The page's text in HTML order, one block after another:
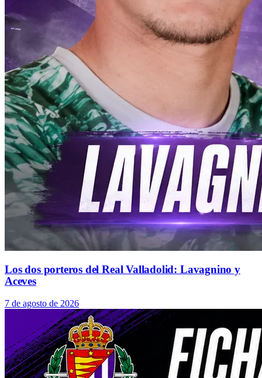
Los dos porteros del Real Valladolid: Lavagnino y
Aceves
7 de agosto de 2026